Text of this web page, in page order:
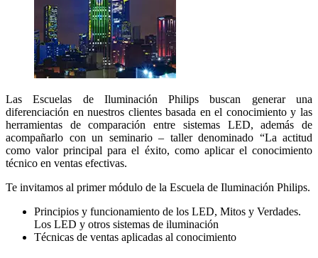
Las Escuelas de Iluminación Philips buscan generar una
diferenciación en nuestros clientes basada en el conocimiento y las
herramientas de comparación entre sistemas LED, además de
acompañarlo con un seminario – taller denominado “La actitud
como valor principal para el éxito, como aplicar el conocimiento
técnico en ventas efectivas.
Te invitamos al primer módulo de la Escuela de Iluminación Philips.
Principios y funcionamiento de los LED, Mitos y Verdades.
Los LED y otros sistemas de iluminación
Técnicas de ventas aplicadas al conocimiento